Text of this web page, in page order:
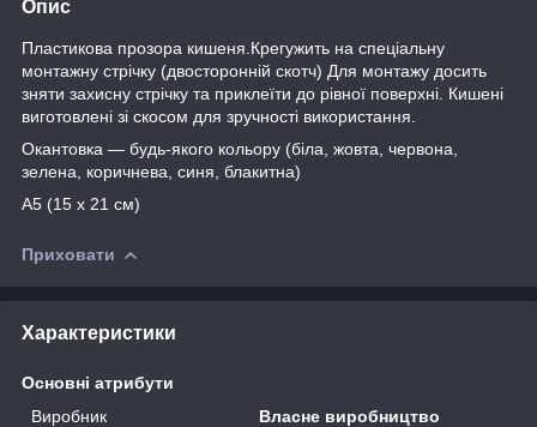
Опис
Пластикова прозора кишеня.Крегужить на спеціальну
монтажну стрічку (двосторонній скотч) Для монтажу досить
зняти захисну стрічку та приклеїти до рівної поверхні. Кишені
виготовлені зі скосом для зручності використання.
Окантовка — будь-якого кольору (біла, жовта, червона,
зелена, коричнева, синя, блакитна)
А5 (15 х 21 см)
Приховати
Характеристики
Основні атрибути
Виробник
Власне виробництво